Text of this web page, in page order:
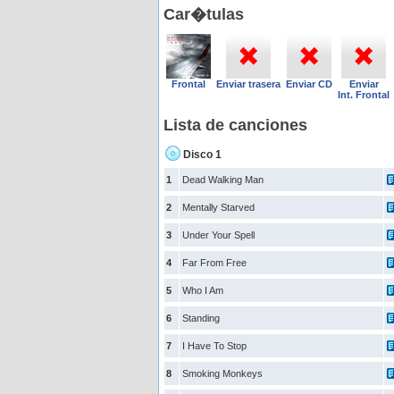
Car�tulas
Frontal Enviar trasera Enviar CD
Enviar
Int. Frontal
Lista de canciones
Disco 1
1 Dead Walking Man
2 Mentally Starved
3 Under Your Spell
4 Far From Free
5 Who I Am
6 Standing
7 I Have To Stop
8 Smoking Monkeys